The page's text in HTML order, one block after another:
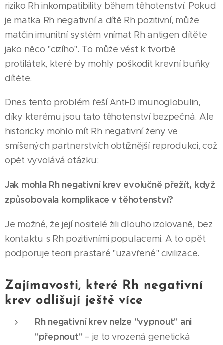
riziko Rh inkompatibility během těhotenství. Pokud
je matka Rh negativní a dítě Rh pozitivní, může
matčin imunitní systém vnímat Rh antigen dítěte
jako něco "cizího". To může vést k tvorbě
protilátek, které by mohly poškodit krevní buňky
dítěte.
Dnes tento problém řeší Anti-D imunoglobulin,
díky kterému jsou tato těhotenství bezpečná. Ale
historicky mohlo mít Rh negativní ženy ve
smíšených partnerstvích obtížnější reprodukci, což
opět vyvolává otázku:
Jak mohla Rh negativní krev evolučně přežít, když
způsobovala komplikace v těhotenství?
Je možné, že její nositelé žili dlouho izolovaně, bez
kontaktu s Rh pozitivními populacemi. A to opět
podporuje teorii prastaré "uzavřené" civilizace.
Zajímavosti, které Rh negativní
krev odlišují ještě více
Rh negativní krev nelze "vypnout" ani
"přepnout" – je to vrozená genetická